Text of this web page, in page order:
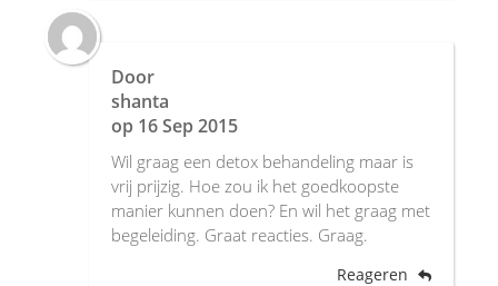
Door
shanta
op 16 Sep 2015
Wil graag een detox behandeling maar is
vrij prijzig. Hoe zou ik het goedkoopste
manier kunnen doen? En wil het graag met
begeleiding. Graat reacties. Graag.
Reageren